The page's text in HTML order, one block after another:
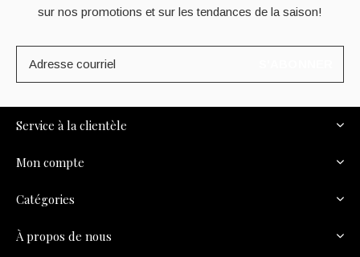
sur nos promotions et sur les tendances de la saison!
Service à la clientèle
Mon compte
Catégories
À propos de nous